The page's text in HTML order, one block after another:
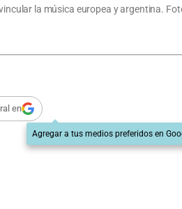
la música europea y argentina.
en
Agregar a tus medios preferidos en